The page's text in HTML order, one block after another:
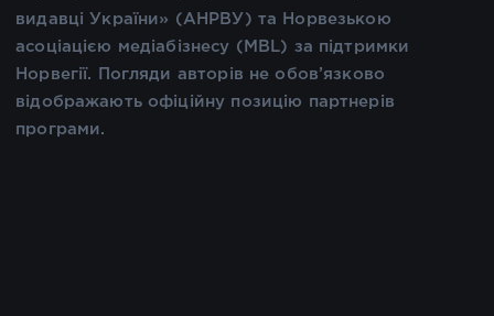
видавці України» (АНРВУ) та Норвезькою
асоціацією медіабізнесу (MBL) за підтримки
Норвегії. Погляди авторів не обов’язково
відображають офіційну позицію партнерів
програми.